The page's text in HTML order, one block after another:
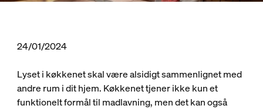
24/01/2024
Lyset i køkkenet skal være alsidigt sammenlignet med
andre rum i dit hjem. Køkkenet tjener ikke kun et
funktionelt formål til madlavning, men det kan også